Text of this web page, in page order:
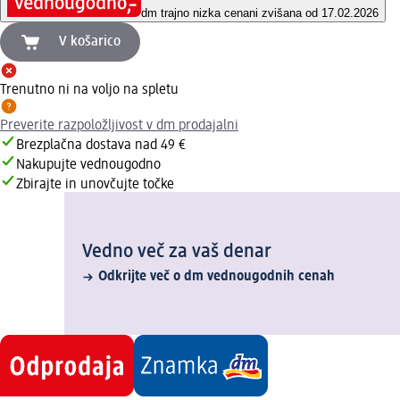
dm trajno nizka cenani zvišana od 17.02.2026
V košarico
Trenutno ni na voljo na spletu
Preverite razpoložljivost v dm prodajalni
Brezplačna dostava nad 49 €
Nakupujte vednougodno
Zbirajte in unovčujte točke
Vedno več za vaš denar
Odkrijte več o dm vednougodnih cenah